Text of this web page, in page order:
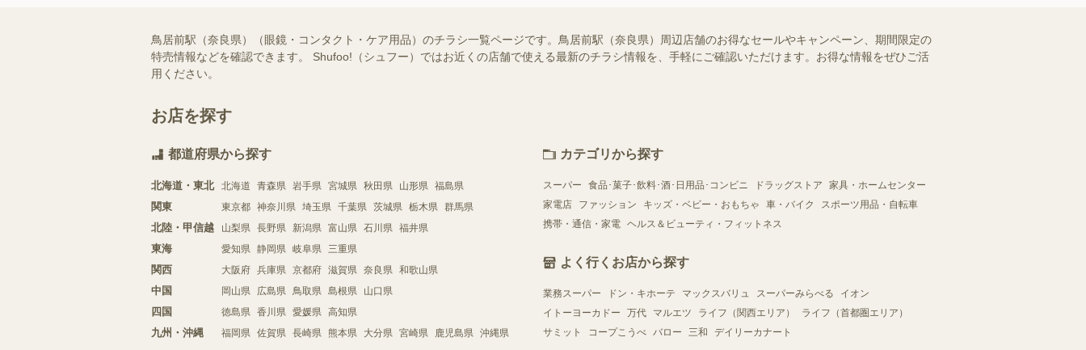
鳥居前駅（奈良県）（眼鏡・コンタクト・ケア用品）のチラシ一覧ページです。鳥居前駅（奈良県）周辺店舗のお得なセールやキャンペーン、期間限定の
特売情報などを確認できます。 Shufoo!（シュフー）ではお近くの店舗で使える最新のチラシ情報を、手軽にご確認いただけます。お得な情報をぜひご活
用ください。
お店を探す
都道府県から探す
北海道・東北 北海道 青森県 岩手県 宮城県 秋田県 山形県 福島県
関東 東京都 神奈川県 埼玉県 千葉県 茨城県 栃木県 群馬県
北陸・甲信越 山梨県 長野県 新潟県 富山県 石川県 福井県
東海 愛知県 静岡県 岐阜県 三重県
関西 大阪府 兵庫県 京都府 滋賀県 奈良県 和歌山県
中国 岡山県 広島県 鳥取県 島根県 山口県
四国 徳島県 香川県 愛媛県 高知県
九州・沖縄 福岡県 佐賀県 長崎県 熊本県 大分県 宮崎県 鹿児島県 沖縄県
カテゴリから探す
スーパー 食品･菓子･飲料･酒･日用品･コンビニ ドラッグストア
家具・ホームセンター
家電店
ファッション キッズ・ベビー・おもちゃ 車・バイク
スポーツ用品・自転車
携帯・通信・家電 ヘルス＆ビューティ・フィットネス
よく行くお店から探す
業務スーパー ドン・キホーテ マックスバリュ スーパーみらべる
イオン
イトーヨーカドー
万代 マルエツ ライフ（関西エリア）
ライフ（首都圏エリア）
サミット
コープこうべ バロー 三和 デイリーカナート